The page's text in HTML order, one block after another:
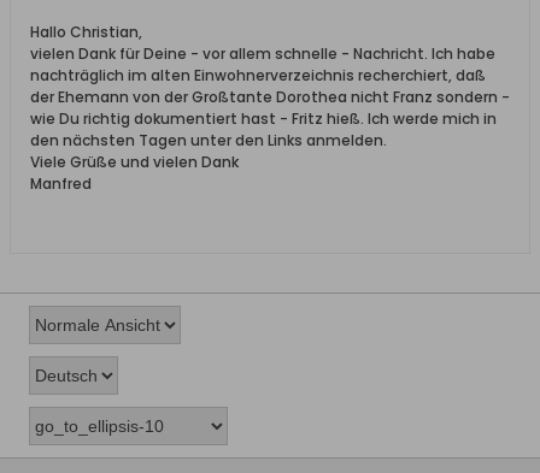
Hallo Christian,
vielen Dank für Deine - vor allem schnelle - Nachricht. Ich habe
nachträglich im alten Einwohnerverzeichnis recherchiert, daß
der Ehemann von der Großtante Dorothea nicht Franz sondern -
wie Du richtig dokumentiert hast - Fritz hieß. Ich werde mich in
den nächsten Tagen unter den Links anmelden.
Viele Grüße und vielen Dank
Manfred